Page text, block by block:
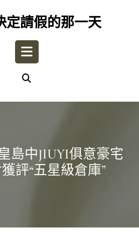
定請假的那一天
Open
島中JIUYI俱意豪宅
評“五星級倉庫”